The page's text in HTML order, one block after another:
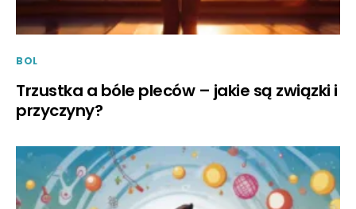
BOL
Trzustka a bóle pleców – jakie są związki i
przyczyny?